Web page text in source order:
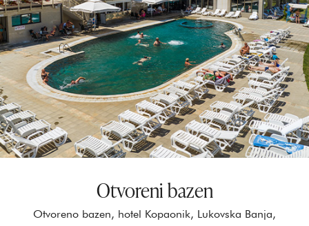
Otvoreni bazen
Otvoreno bazen, hotel Kopaonik, Lukovska Banja,